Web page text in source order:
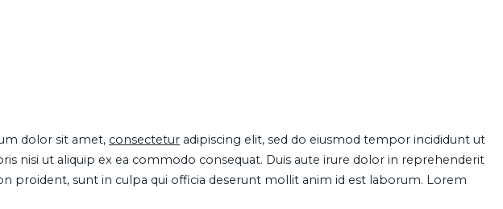
dolor sit amet, consectetur adipiscing elit, sed do eiusmod tempor incididunt ut
nisi ut aliquip ex ea commodo consequat. Duis aute irure dolor in reprehenderit
proident, sunt in culpa qui officia deserunt mollit anim id est laborum. Lorem